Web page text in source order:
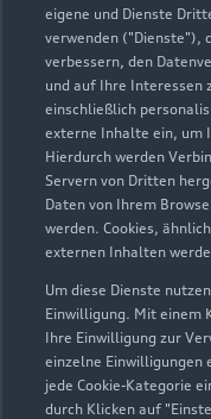
eigene und Dienste
verwenden ("Dienste"),
verbessern, den
und auf Ihre Interessen
einschließlich
externe Inhalte ein, um
Hierdurch werden
Servern von Dritten
Daten von Ihrem
werden. Cookies,
externen Inhalten
Um diese Dienste
Einwilligung. Mit einem
Ihre Einwilligung zur
einzelne Einwilligungen
jede Cookie-Kategorie
durch Klicken auf
Heisterstraße
90441
0911 42360